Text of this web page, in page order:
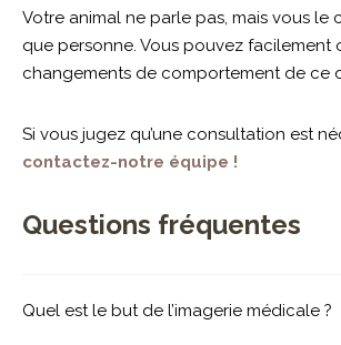
Votre animal ne parle pas, mais vous le
que personne. Vous pouvez facilement
changements de comportement de ce
Si vous jugez qu’une consultation est
contactez-notre équipe !
Questions fréquentes
Quel est le but de l’imagerie médicale ?